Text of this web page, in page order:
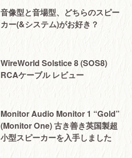
音像型と音場型、どちらのスピー
カー(&システム)がお好き？
WireWorld Solstice 8 (SOS8)
RCAケーブル レビュー
Monitor Audio Monitor 1 “Gold”
(Monitor One) 古き善き英国製超
小型スピーカーを入手しました